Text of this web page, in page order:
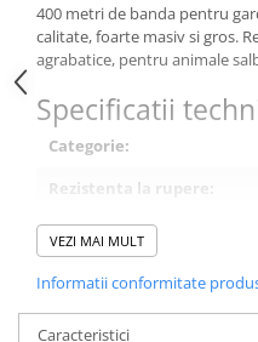
Stâlpi din plastic
Stâlpi din Lemn
Stâlpi din Fibră de Sticlă
Stâlpi pentru sisteme T-Post
Scule pentru montare Stâlpi
Testere pentru Gard Electric
Împământare Gard Electric
Întinzător Gard Electric
Fir/Sârmă pentru Gard electric
Bandă pentru Gard Electric
400 metri de banda pentru
calitate, foarte masiv si gros.
agrabatice, pentru animale
Specificatii
Categorie:
Rezistenta la rupere:
Numar insertii
Rezistenta electrica:
Lungimea:
VEZI MAI MULT
Informatii conformitate
Caracteristici